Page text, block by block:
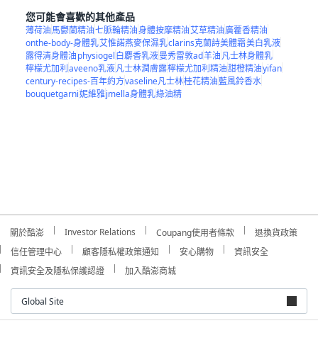
您可能會喜歡的其他產品
薄荷油馬鬱蘭精油七脈輪精油身體按摩精油艾草精油廣藿香精油
onthe-body-身體乳艾惟諾燕麥保濕乳clarins克蘭詩美體霜美白乳液
露得清身體油physiogel白麝香乳液曼秀雷敦ad羊油凡士林身體乳
檸檬尤加利aveeno乳液凡士林潤膚露檸檬尤加利精油甜橙精油yifan
century-recipes-百年約方vaseline凡士林桂花精油藍風鈴香水
bouquetgarni妮維雅jmella身體乳綠油精
關於酷澎 Investor Relations Coupang使用者條款
退換貨政策
信任管理中心
顧客隱私權政策通知 安心購物
資訊安全
資訊安全及隱私保護認證
加入酷澎商城
Global Site